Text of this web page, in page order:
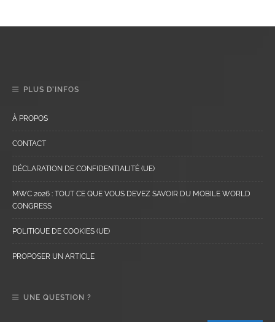
PLUS D’INFOS
À PROPOS
CONTACT
DÉCLARATION DE CONFIDENTIALITÉ (UE)
MWC 2026 : TOUT CE QUE VOUS DEVEZ SAVOIR DU MOBILE WORLD
CONGRESS
POLITIQUE DE COOKIES (UE)
PROPOSER UN ARTICLE
UNE QUESTION ?